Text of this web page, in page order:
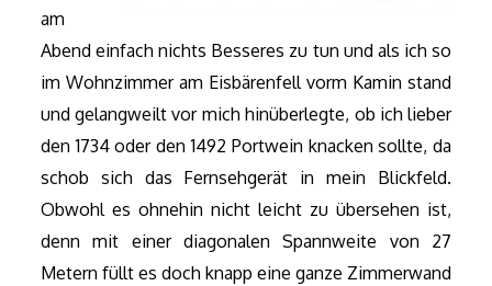
am
Abend einfach nichts Besseres zu tun und als ich so
im Wohnzimmer am Eisbärenfell vorm Kamin stand
und gelangweilt vor mich hinüberlegte, ob ich lieber
den 1734 oder den 1492 Portwein knacken sollte, da
schob sich das Fernsehgerät in mein Blickfeld.
Obwohl es ohnehin nicht leicht zu übersehen ist,
denn mit einer diagonalen Spannweite von 27
Metern füllt es doch knapp eine ganze Zimmerwand